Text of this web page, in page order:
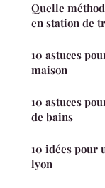
Quelle
en station de
10 astuces
maison
10 astuces
de bains
10 idées pour
lyon